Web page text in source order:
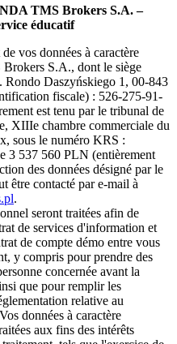
TMS Brokers S.A. –
éducatif
vos données à caractère
S.A., dont le siège
Rondo Daszyńskiego 1, 00-843
fiscale) : 526-275-91-
est tenu par le tribunal de
XIIIe chambre commerciale du
sous le numéro KRS :
3 537 560 PLN (entièrement
des données désigné par le
être contacté par e-mail à
.
seront traitées afin de
de services d'information et
de compte démo entre vous
y compris pour prendre des
concernée avant la
que pour remplir les
relative au
données à caractère
aux fins des intérêts